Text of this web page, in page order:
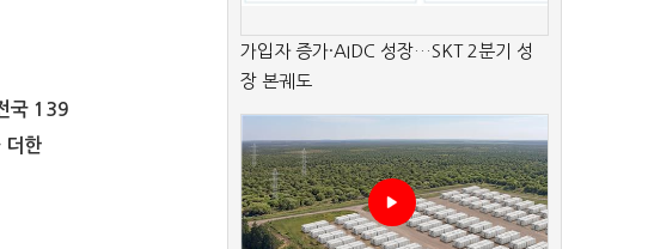
국 139
더한
가입자 증가·AIDC 성장…SKT 2분기 성
장 본궤도